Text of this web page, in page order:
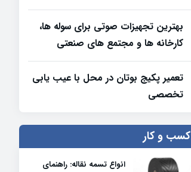
بهترین تجهیزات صوتی برای سوله‌ ها،
کارخانه‌ ها و مجتمع‌ های صنعتی
تعمیر پکیج بوتان در محل با عیب یابی
تخصصی
کسب و کار
انواع تسمه نقاله: راهنمای